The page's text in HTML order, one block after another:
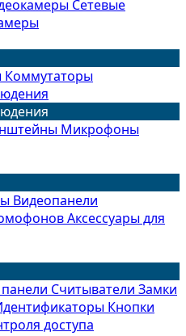
Сетевые
Коммутаторы
Микрофоны
Видеопанели
Аксессуары для
Считыватели Замки
Кнопки
доступа